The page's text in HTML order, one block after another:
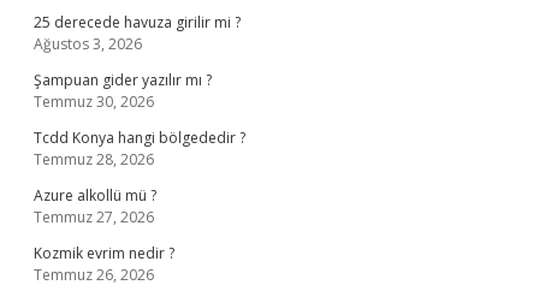
25 derecede havuza girilir mi ?
Ağustos 3, 2026
Şampuan gider yazılır mı ?
Temmuz 30, 2026
Tcdd Konya hangi bölgededir ?
Temmuz 28, 2026
Azure alkollü mü ?
Temmuz 27, 2026
Kozmik evrim nedir ?
Temmuz 26, 2026